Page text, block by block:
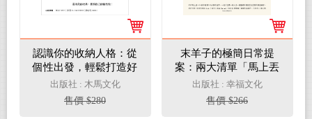
認識你的收納人格：從
個性出發，輕鬆打造好
整理、不復亂、更具個
人風格的理想空間(電子
書)
出版社 : 木馬文化
售價 $280
末羊子的極簡日常提
案：兩大清單「馬上丟
╳不再買」精準斷捨
離，從一個抽屜、一個
角落，開始打造理想中
出版社 : 幸福文化
售價 $266